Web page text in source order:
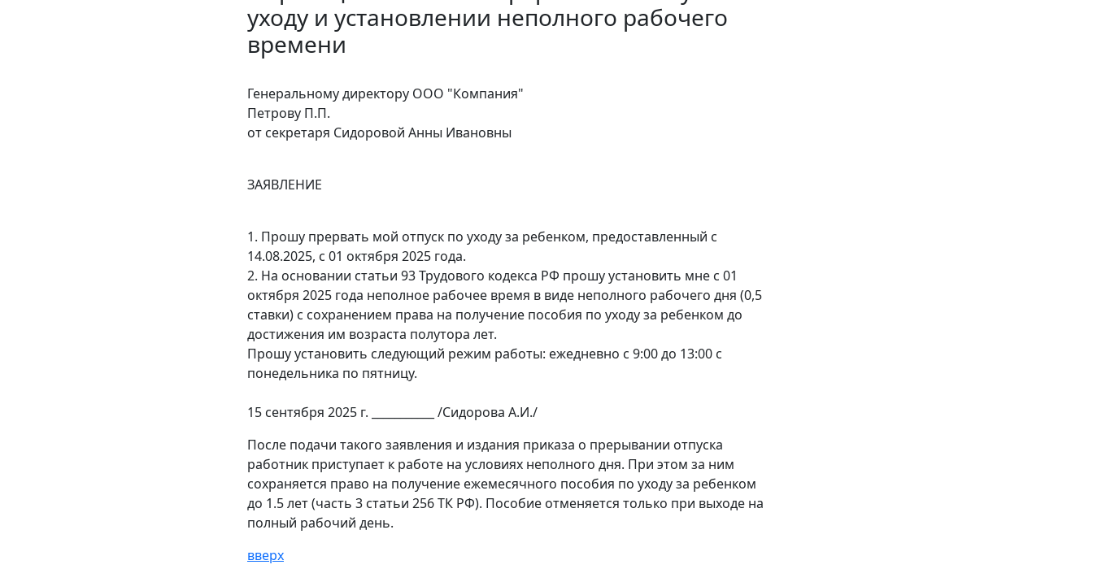
уходу и установлении неполного рабочего
времени
Генеральному директору ООО "Компания"
Петрову П.П.
от секретаря Сидоровой Анны Ивановны
ЗАЯВЛЕНИЕ
1. Прошу прервать мой отпуск по уходу за ребенком, предоставленный с
14.08.2025, с 01 октября 2025 года.
2. На основании статьи 93 Трудового кодекса РФ прошу установить мне с 01
октября 2025 года неполное рабочее время в виде неполного рабочего дня (0,5
ставки) с сохранением права на получение пособия по уходу за ребенком до
достижения им возраста полутора лет.
Прошу установить следующий режим работы: ежедневно с 9:00 до 13:00 с
понедельника по пятницу.
15 сентября 2025 г. ___________ /Сидорова А.И./
После подачи такого заявления и издания приказа о прерывании отпуска
работник приступает к работе на условиях неполного дня. При этом за ним
сохраняется право на получение ежемесячного пособия по уходу за ребенком
до 1.5 лет (часть 3 статьи 256 ТК РФ). Пособие отменяется только при выходе на
полный рабочий день.
вверх